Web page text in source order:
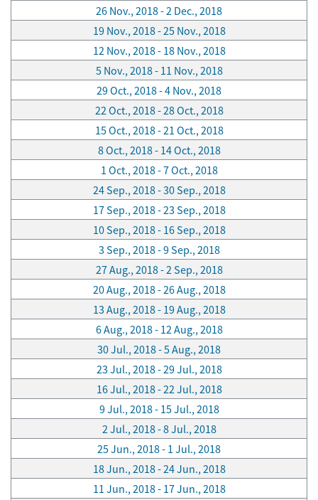
26 Nov., 2018 - 2 Dec., 2018
19 Nov., 2018 - 25 Nov., 2018
12 Nov., 2018 - 18 Nov., 2018
5 Nov., 2018 - 11 Nov., 2018
29 Oct., 2018 - 4 Nov., 2018
22 Oct., 2018 - 28 Oct., 2018
15 Oct., 2018 - 21 Oct., 2018
8 Oct., 2018 - 14 Oct., 2018
1 Oct., 2018 - 7 Oct., 2018
24 Sep., 2018 - 30 Sep., 2018
17 Sep., 2018 - 23 Sep., 2018
10 Sep., 2018 - 16 Sep., 2018
3 Sep., 2018 - 9 Sep., 2018
27 Aug., 2018 - 2 Sep., 2018
20 Aug., 2018 - 26 Aug., 2018
13 Aug., 2018 - 19 Aug., 2018
6 Aug., 2018 - 12 Aug., 2018
30 Jul., 2018 - 5 Aug., 2018
23 Jul., 2018 - 29 Jul., 2018
16 Jul., 2018 - 22 Jul., 2018
9 Jul., 2018 - 15 Jul., 2018
2 Jul., 2018 - 8 Jul., 2018
25 Jun., 2018 - 1 Jul., 2018
18 Jun., 2018 - 24 Jun., 2018
11 Jun., 2018 - 17 Jun., 2018